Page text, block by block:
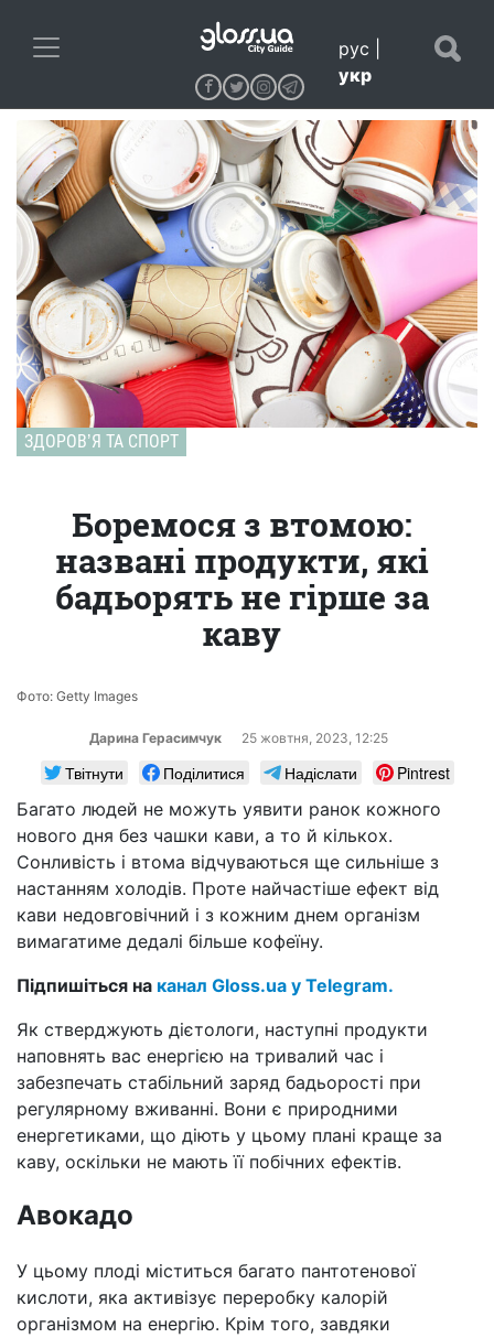
рус
укр
ЗДОРОВʼЯ ТА СПОРТ
Боремося з втомою:
названі продукти, які
бадьорять не гірше за
каву
Фото: Getty Images
Дарина Герасимчук 25 жовтня, 2023, 12:25
Твітнути Поділитися Надіслати
Pintrest
Багато людей не можуть уявити ранок кожного
нового дня без чашки кави, а то й кількох.
Сонливість і втома відчуваються ще сильніше з
настанням холодів. Проте найчастіше ефект від
кави недовговічний і з кожним днем організм
вимагатиме дедалі більше кофеїну.
Підпишіться на канал Gloss.ua у Telegram.
Як стверджують дієтологи, наступні продукти
наповнять вас енергією на тривалий час і
забезпечать стабільний заряд бадьорості при
регулярному вживанні. Вони є природними
енергетиками, що діють у цьому плані краще за
каву, оскільки не мають її побічних ефектів.
Авокадо
У цьому плоді міститься багато пантотенової
кислоти, яка активізує переробку калорій
організмом на енергію. Крім того, завдяки